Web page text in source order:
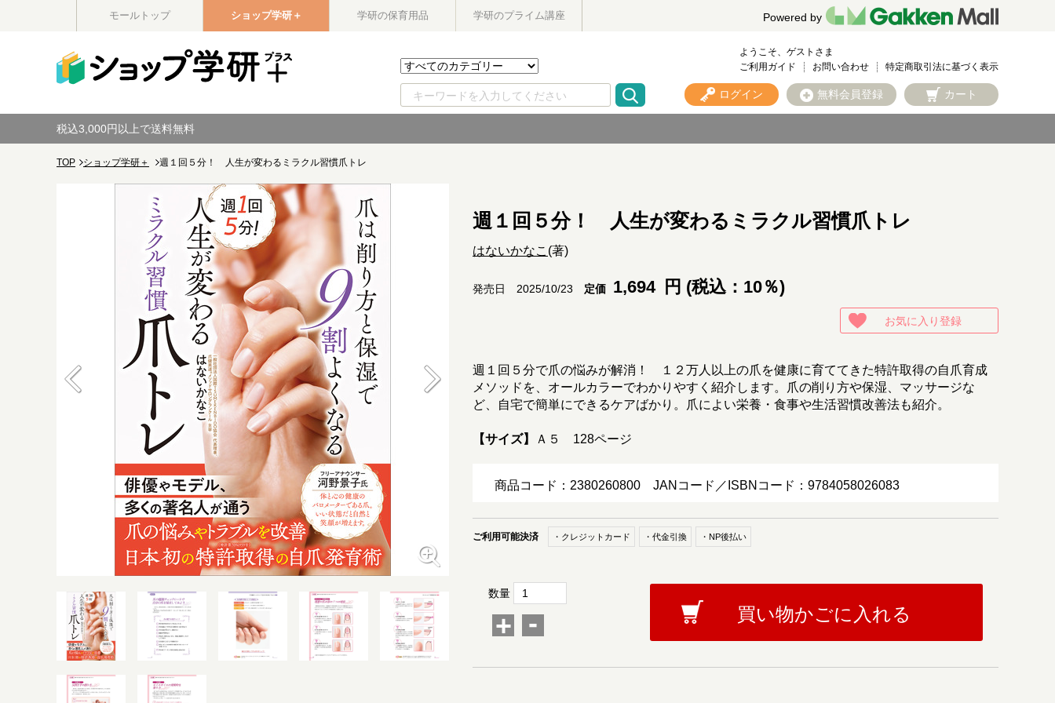
モールトップ ショップ学研＋ 学研の保育用品 学研のプライム講座 Powered by
ようこそ、ゲストさま
ご利用ガイド
お問い合わせ 特定商取引法に基づく表示
ログイン 無料会員登録 カート
税込3,000円以上で送料無料
TOP ショップ学研＋ 週１回５分！ 人生が変わるミラクル習慣爪トレ
週１回５分！ 人生が変わるミラクル習慣爪トレ
はないかなこ (著)
発売日 2025/10/23 定価 1,694 円 (税込：10％)
お気に入り登録
週１回５分で爪の悩みが解消！ １２万人以上の爪を健康に育ててきた特許取得の自爪育成
メソッドを、オールカラーでわかりやすく紹介します。爪の削り方や保湿、マッサージな
ど、自宅で簡単にできるケアばかり。爪によい栄養・食事や生活習慣改善法も紹介。
【サイズ】 Ａ５ 128ページ
商品コード：2380260800 JANコード／ISBNコード：9784058026083
ご利用可能決済 ・クレジットカード ・代金引換 ・NP後払い
数量
+ - 買い物かごに入れる